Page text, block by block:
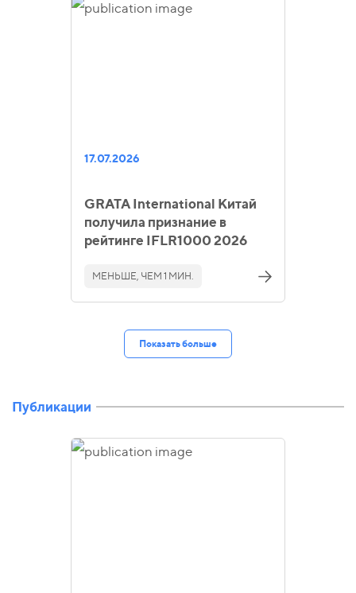
17.07.2026
GRATA International Китай
получила признание в
рейтинге IFLR1000 2026
МЕНЬШЕ, ЧЕМ 1 МИН.
Показать больше
Публикации